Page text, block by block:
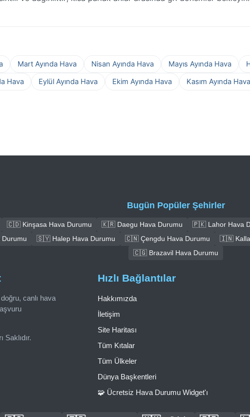
Mart Ayında Hava Nisan Ayında Hava Mayıs Ayında Hava
Hava Eylül Ayında Hava Ekim Ayında Hava
Kasım Ayında Hava
Bugün Popüler Şehirler
🇨🇩 Kinşasa Hava Durumu 🇰🇷 Daegu Hava Durumu 🇵🇰 Lahor Hava
🇸🇾 Halep Hava Durumu 🇨🇳 Çengdu Hava Durumu 🇮🇳
🇨🇬 Brazavil Hava Durumu
canlı hava
Hızlı Bağlantılar
Hakkımızda
İletişim
Site Haritası
Tüm Kıtalar
Tüm Ülkeler
Dünya Başkentleri
🧩 Ücretsiz Hava Durumu Widget'ı